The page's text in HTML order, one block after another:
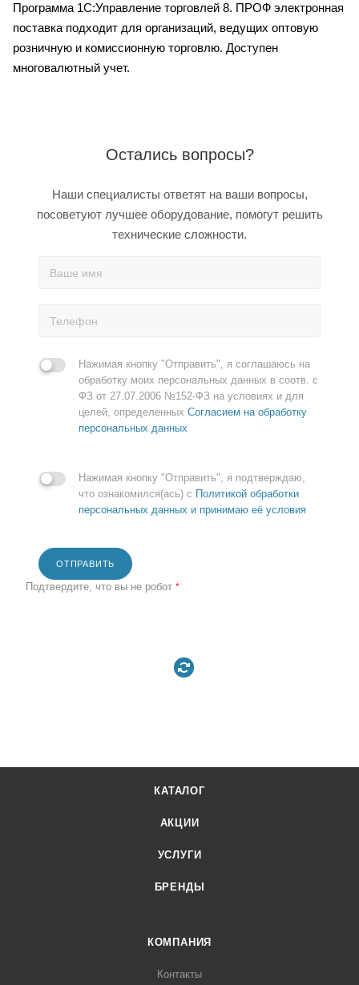
Программа 1С:Управление торговлей 8. ПРОФ электронная
поставка подходит для организаций, ведущих оптовую
розничную и комиссионную торговлю. Доступен
многовалютный учет.
Остались вопросы?
Наши специалисты ответят на ваши вопросы,
посоветуют лучшее оборудование, помогут решить
технические сложности.
Нажимая кнопку "Отправить", я соглашаюсь на
обработку моих персональных данных в соотв. с
ФЗ от 27.07.2006 №152-ФЗ на условиях и для
целей, определенных Согласием на обработку
персональных данных
Нажимая кнопку "Отправить", я подтверждаю,
что ознакомился(ась) с Политикой обработки
персональных данных и принимаю её условия
ОТПРАВИТЬ
Подтвердите, что вы не робот *
КАТАЛОГ
АКЦИИ
УСЛУГИ
БРЕНДЫ
КОМПАНИЯ
Контакты